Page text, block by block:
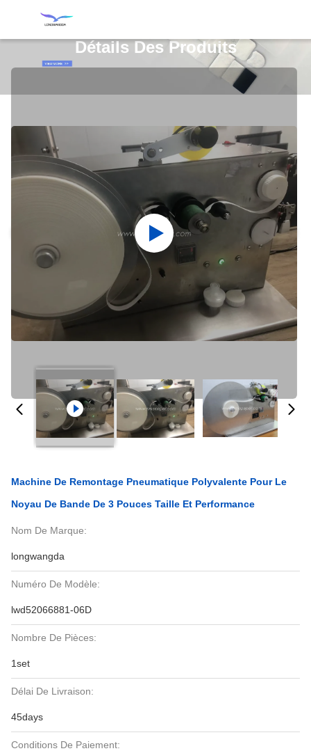
Détails Des Produits
Machine De Remontage Pneumatique Polyvalente Pour Le
Noyau De Bande De 3 Pouces Taille Et Performance
Nom De Marque:
longwangda
Numéro De Modèle:
lwd52066881-06D
Nombre De Pièces:
1set
Délai De Livraison:
45days
Conditions De Paiement: